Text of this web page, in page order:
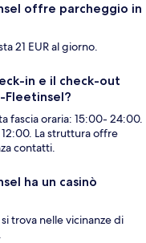
offre parcheggio in
21 EUR al giorno.
in e il check-out
Fleetinsel?
fascia oraria: 15:00- 24:00.
La struttura offre
contatti.
ha un casinò
trova nelle vicinanze di